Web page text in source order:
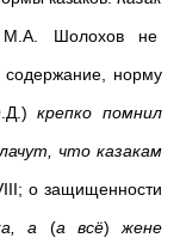
Шолохов не
содержание, норму
крепко помнил
что казакам
о защищенности
а (а всё) жене